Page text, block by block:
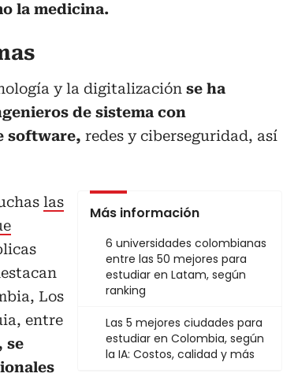
la medicina.
y la digitalización se ha
de sistema con
software, redes y ciberseguridad, así
Más información
6 universidades colombianas
entre las 50 mejores para
estudiar en Latam, según
ranking
Las 5 mejores ciudades para
estudiar en Colombia, según
la IA: Costos, calidad y más
las
Los
entre
se